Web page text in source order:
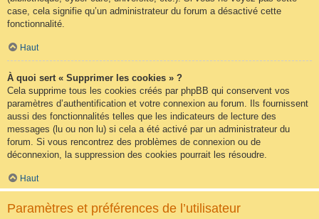
case, cela signifie qu’un administrateur du forum a désactivé cette
fonctionnalité.
Haut
À quoi sert « Supprimer les cookies » ?
Cela supprime tous les cookies créés par phpBB qui conservent vos
paramètres d’authentification et votre connexion au forum. Ils fournissent
aussi des fonctionnalités telles que les indicateurs de lecture des
messages (lu ou non lu) si cela a été activé par un administrateur du
forum. Si vous rencontrez des problèmes de connexion ou de
déconnexion, la suppression des cookies pourrait les résoudre.
Haut
Paramètres et préférences de l’utilisateur